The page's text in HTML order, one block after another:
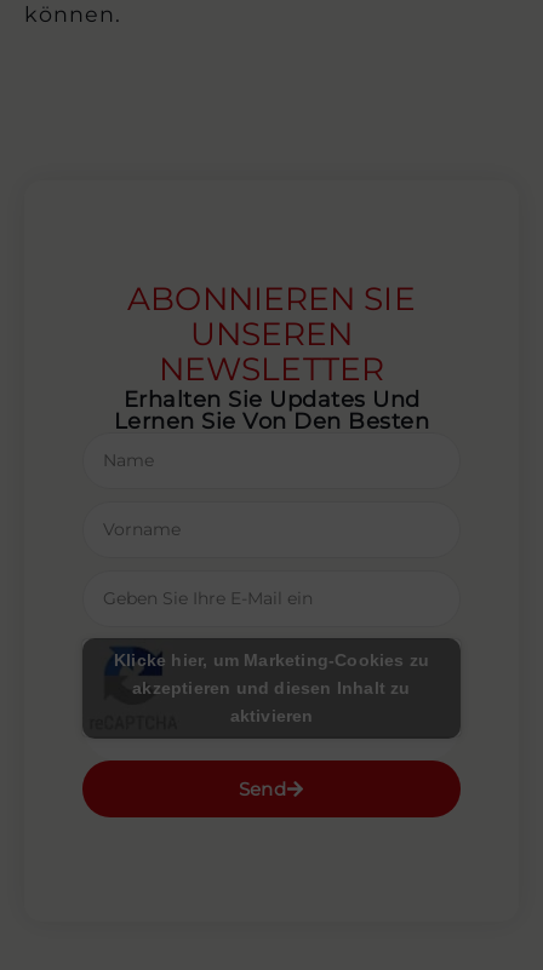
können.
ABONNIEREN SIE
UNSEREN
NEWSLETTER
Erhalten Sie Updates Und
Lernen Sie Von Den Besten
Klicke hier, um Marketing-Cookies zu
akzeptieren und diesen Inhalt zu
aktivieren
Send